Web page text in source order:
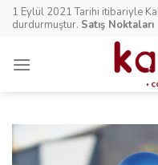
Skip1 Eylül 2021 Tarihi itibariyle
durdurmuştur. Satış Noktaları